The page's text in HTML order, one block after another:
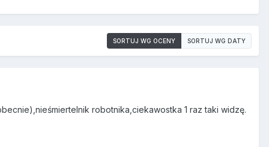
SORTUJ WG OCENY SORTUJ WG DATY
robotnika,ciekawostka 1 raz taki widzę.